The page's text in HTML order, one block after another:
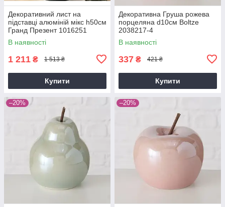
Декоративний лист на
підставці алюміній мікс h50см
Гранд Презент 1016251
В наявності
1 211 ₴ 1 513 ₴
Купити
Декоративна Груша рожева
порцеляна d10см Boltze
2038217-4
В наявності
337 ₴ 421 ₴
Купити
–20% –20%